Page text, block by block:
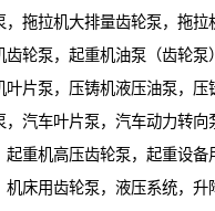
，拖拉机大排量齿轮泵，拖拉
齿轮泵，起重机油泵（齿轮泵
叶片泵，压铸机液压油泵，压
，汽车叶片泵，汽车动力转向
起重机高压齿轮泵，起重设备
机床用齿轮泵，液压系统，升